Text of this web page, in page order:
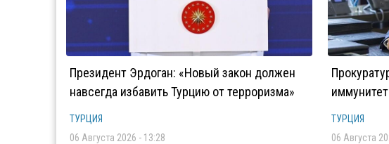
Президент Эрдоган: «Новый закон должен
навсегда избавить Турцию от терроризма»
ТУРЦИЯ
06 Августа 2026 - 13:28
ТУРЦИЯ
06 Августа